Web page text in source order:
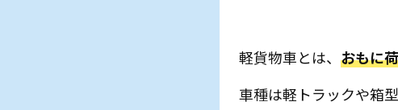
軽貨物車とは、 おもに
車種は軽トラックや箱